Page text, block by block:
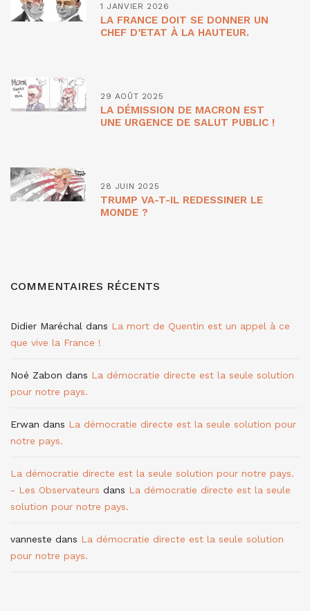
1 JANVIER 2026
LA FRANCE DOIT SE DONNER UN
CHEF D’ETAT À LA HAUTEUR.
29 AOÛT 2025
LA DÉMISSION DE MACRON EST
UNE URGENCE DE SALUT PUBLIC !
28 JUIN 2025
TRUMP VA-T-IL REDESSINER LE
MONDE ?
COMMENTAIRES RÉCENTS
Didier Maréchal dans La mort de Quentin est un appel à ce
que vive la France !
Noé Zabon dans La démocratie directe est la seule solution
pour notre pays.
Erwan dans La démocratie directe est la seule solution pour
notre pays.
La démocratie directe est la seule solution pour notre pays.
- Les Observateurs dans La démocratie directe est la seule
solution pour notre pays.
vanneste dans La démocratie directe est la seule solution
pour notre pays.